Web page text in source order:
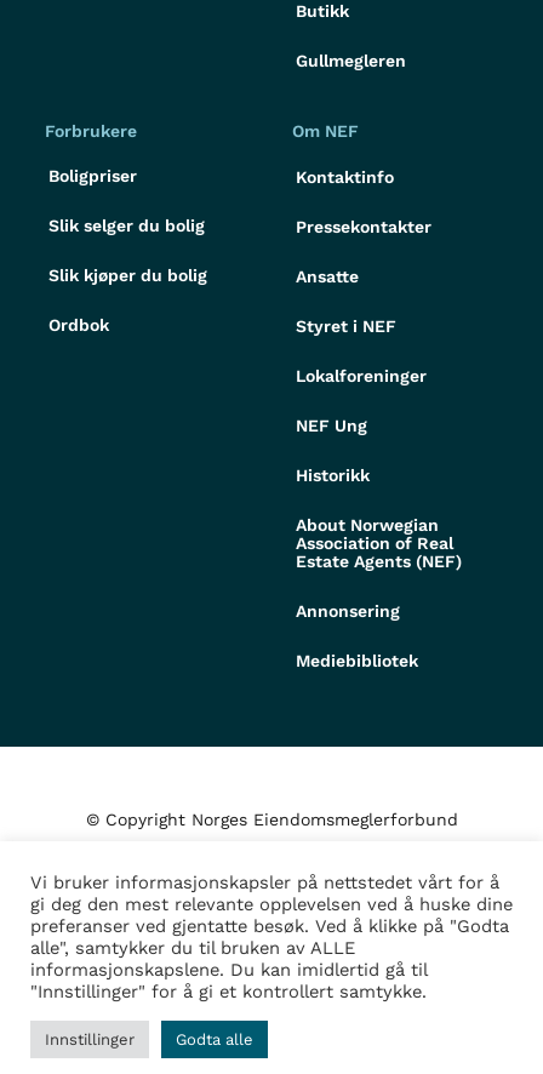
Butikk
Gullmegleren
Forbrukere
Boligpriser
Slik selger du bolig
Slik kjøper du bolig
Ordbok
Om NEF
Kontaktinfo
Pressekontakter
Ansatte
Styret i NEF
Lokalforeninger
NEF Ung
Historikk
About Norwegian
Association of Real
Estate Agents (NEF)
Annonsering
Mediebibliotek
© Copyright Norges Eiendomsmeglerforbund
Personvern og cookies
Administrer samtykke
Design/Utvikling avFortress
Vi bruker informasjonskapsler på nettstedet vårt for å
gi deg den mest relevante opplevelsen ved å huske dine
preferanser ved gjentatte besøk. Ved å klikke på "Godta
alle", samtykker du til bruken av ALLE
informasjonskapslene. Du kan imidlertid gå til
"Innstillinger" for å gi et kontrollert samtykke.
Innstillinger Godta alle